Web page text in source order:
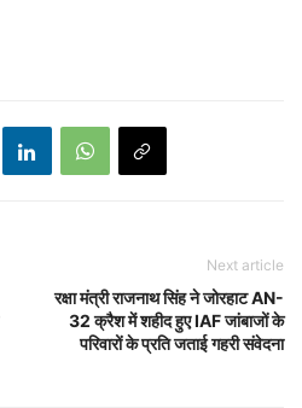
Next article
रक्षा मंत्री राजनाथ सिंह ने जोरहाट AN-
32 क्रैश में शहीद हुए IAF जांबाजों के
परिवारों के प्रति जताई गहरी संवेदना